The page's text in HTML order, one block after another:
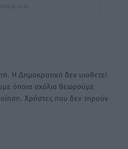
07.08.26 · 12:29
Η Δημοκρατική δεν υιοθετεί
όποια σχόλια θεωρούμε
Χρήστες που δεν τηρούν